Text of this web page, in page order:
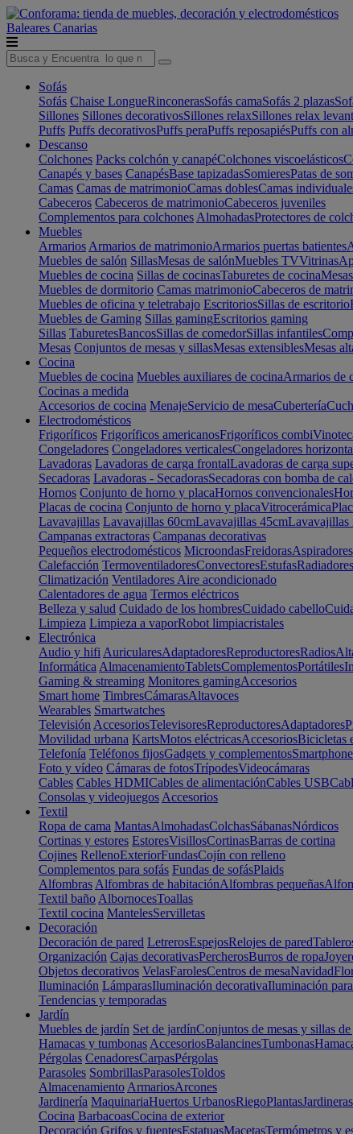
Baleares Canarias
Sofás
Sofás Chaise LongueRinconerasSofás camaSofás 2 plazas
Sillones Sillones decorativosSillones relaxSillones relax
Puffs Puffs decorativosPuffs peraPuffs reposapiésPuffs con
Descanso
Colchones Packs colchón y canapéColchones viscoelásticos
Canapés y bases CanapésBase tapizadasSomieresPatas de
Camas Camas de matrimonioCamas doblesCamas
Cabeceros Cabeceros de matrimonioCabeceros juveniles
Complementos para colchones AlmohadasProtectores de
Muebles
Armarios Armarios de matrimonioArmarios puertas batientes
Muebles de salón SillasMesas de salónMuebles TVVitrinas
Muebles de cocina Sillas de cocinasTaburetes de cocina
Muebles de dormitorio Camas matrimonioCabeceros de
Muebles de oficina y teletrabajo EscritoriosSillas de escritorio
Muebles de Gaming Sillas gamingEscritorios gaming
Sillas TaburetesBancosSillas de comedorSillas infantiles
Mesas Conjuntos de mesas y sillasMesas extensiblesMesas
Cocina
Muebles de cocina Muebles auxiliares de cocinaArmarios de
Cocinas a medida
Accesorios de cocina MenajeServicio de mesaCubertería
Electrodomésticos
Frigoríficos Frigoríficos americanosFrigoríficos combi
Congeladores Congeladores verticalesCongeladores
Lavadoras Lavadoras de carga frontalLavadoras de carga
Secadoras Lavadoras - SecadorasSecadoras con bomba de
Hornos Conjunto de horno y placaHornos convencionales
Placas de cocina Conjunto de horno y placaVitrocerámica
Lavavajillas Lavavajillas 60cmLavavajillas 45cmLavavajillas
Campanas extractoras Campanas decorativas
Pequeños electrodomésticos MicroondasFreidorasAspiradores
Calefacción TermoventiladoresConvectoresEstufasRadiadores
Climatización Ventiladores Aire acondicionado
Calentadores de agua Termos eléctricos
Belleza y salud Cuidado de los hombresCuidado cabello
Limpieza Limpieza a vaporRobot limpiacristales
Electrónica
Audio y hifi AuricularesAdaptadoresReproductoresRadios
Informática AlmacenamientoTabletsComplementosPortátiles
Gaming & streaming Monitores gamingAccesorios
Smart home TimbresCámarasAltavoces
Wearables Smartwatches
Televisión AccesoriosTelevisoresReproductoresAdaptadores
Movilidad urbana KartsMotos eléctricasAccesoriosBicicletas
Telefonía Teléfonos fijosGadgets y complementos
Foto y vídeo Cámaras de fotosTrípodesVideocámaras
Cables Cables HDMICables de alimentaciónCables USB
Consolas y videojuegos Accesorios
Textil
Ropa de cama MantasAlmohadasColchasSábanasNórdicos
Cortinas y estores EstoresVisillosCortinasBarras de cortina
Cojines RellenoExteriorFundasCojín con relleno
Complementos para sofás Fundas de sofásPlaids
Alfombras Alfombras de habitaciónAlfombras pequeñas
Textil baño AlbornocesToallas
Textil cocina MantelesServilletas
Decoración
Decoración de pared LetrerosEspejosRelojes de pared
Organización Cajas decorativasPercherosBurros de ropa
Objetos decorativos VelasFarolesCentros de mesaNavidad
Iluminación LámparasIluminación decorativaIluminación
Tendencias y temporadas
Jardín
Muebles de jardín Set de jardínConjuntos de mesas y sillas
Hamacas y tumbonas AccesoriosBalancinesTumbonas
Pérgolas CenadoresCarpasPérgolas
Parasoles SombrillasParasolesToldos
Almacenamiento ArmariosArcones
Jardinería MaquinariaHuertos UrbanosRiegoPlantasJardineras
Cocina BarbacoasCocina de exterior
Decoración Grifos y fuentesEstatuasMacetasTermómetros y